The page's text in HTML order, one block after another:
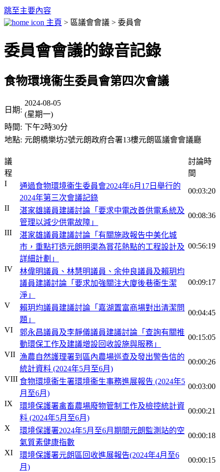
跳至主要內容
主頁 > 區議會會議 > 委員會
委員會會議的錄音記錄
食物環境衞生委員會第四次會議
日期:
2024-08-05
(星期一)
時間: 下午2時30分
地點: 元朗橋樂坊2號元朗政府合署13樓元朗區議會會議廳
議
程
討論時
間
I
通過食物環境衞生委員會2024年6月17日舉行的
2024年第三次會議記錄
00:03:20
II
湛家雄議員建議討論「要求中電改善供電系統及
管理以減少供電故障」
00:08:36
III
湛家雄議員建議討論「有關施政報告中美化城
市，重點打造元朗明渠為賞花熱點的工程設計及
詳細計劃」
00:56:19
IV
林偉明議員、林慧明議員、余仲良議員及賴玥均
議員建議討論「要求加強關注大廈後巷衞生潔
淨」
00:09:17
V
賴玥均議員建議討論「嘉湖置富商場對出清潔問
題」
00:04:45
VI
郭永昌議員及李靜儀議員建議討論「查詢有關推
動環保工作及建議增設回收設施與服務」
00:15:05
VII 漁農自然護理署到區內農場巡查及發出警告信的
統計資料 (2024年5月至6月)
00:00:26
VIII 食物環境衞生署環境衞生事務進展報告 (2024年5
月至6月)
00:03:00
IX
環境保護署禽畜農場廢物管制工作及檢控統計資
料 (2024年5月至6月)
00:00:21
X
環境保護署2024年5月至6月期間元朗監測站的空
氣質素健康指數
00:00:18
XI
環境保護署元朗區回收進展報告(2024年4月至6
月)
00:00:15